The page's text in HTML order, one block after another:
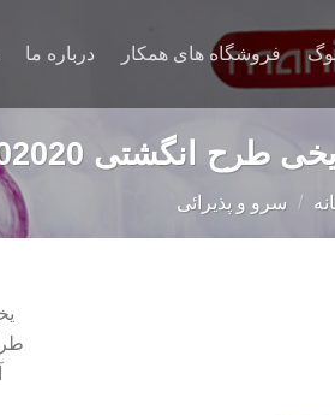
فروشگاه های همکار درباره ما
طرح انگشتی 102020
/ سرو و پذیرائی